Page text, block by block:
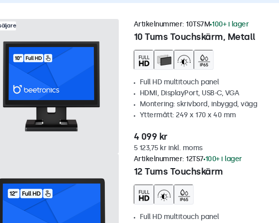
10 Tums Touchskärm, Metall
Artikelnummer: 10TS7M 100+ i lager
Full HD multitouch panel
HDMI, DisplayPort, USB-C, VGA
Montering: skrivbord, inbyggd, vägg
Yttermått: 249 x 170 x 40 mm
4 099 kr
5 123,75 kr inkl. moms
12 Tums Touchskärm
Artikelnummer: 12TS7 100+ i lager
Full HD multitouch panel